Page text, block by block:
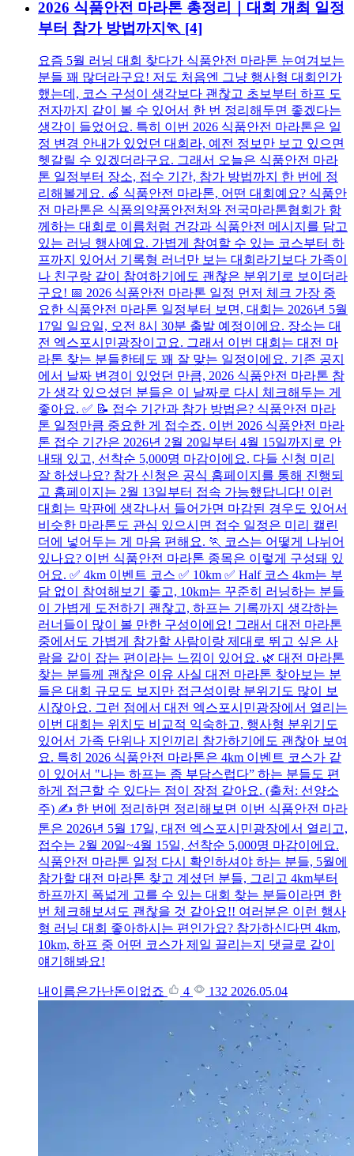
2026 식품안전 마라톤 총정리｜대회 개최 일정
부터 참가 방법까지🏃 [4]
요즘 5월 러닝 대회 찾다가 식품안전 마라톤 눈여겨보는
분들 꽤 많더라구요! 저도 처음엔 그냥 행사형 대회인가
했는데, 코스 구성이 생각보다 괜찮고 초보부터 하프 도
전자까지 같이 볼 수 있어서 한 번 정리해두면 좋겠다는
생각이 들었어요. 특히 이번 2026 식품안전 마라톤은 일
정 변경 안내가 있었던 대회라, 예전 정보만 보고 있으면
헷갈릴 수 있겠더라구요. 그래서 오늘은 식품안전 마라
톤 일정부터 장소, 접수 기간, 참가 방법까지 한 번에 정
리해볼게요. 🍏 식품안전 마라톤, 어떤 대회예요? 식품안
전 마라톤은 식품의약품안전처와 전국마라톤협회가 함
께하는 대회로 이름처럼 건강과 식품안전 메시지를 담고
있는 러닝 행사예요. 가볍게 참여할 수 있는 코스부터 하
프까지 있어서 기록형 러너만 보는 대회라기보다 가족이
나 친구랑 같이 참여하기에도 괜찮은 분위기로 보이더라
구요! 📅 2026 식품안전 마라톤 일정 먼저 체크 가장 중
요한 식품안전 마라톤 일정부터 보면, 대회는 2026년 5월
17일 일요일, 오전 8시 30분 출발 예정이에요. 장소는 대
전 엑스포시민광장이고요. 그래서 이번 대회는 대전 마
라톤 찾는 분들한테도 꽤 잘 맞는 일정이에요. 기존 공지
에서 날짜 변경이 있었던 만큼, 2026 식품안전 마라톤 참
가 생각 있으셨던 분들은 이 날짜로 다시 체크해두는 게
좋아요. ✅ 📝 접수 기간과 참가 방법은? 식품안전 마라
톤 일정만큼 중요한 게 접수죠. 이번 2026 식품안전 마라
톤 접수 기간은 2026년 2월 20일부터 4월 15일까지로 안
내돼 있고, 선착순 5,000명 마감이에요. 다들 신청 미리
잘 하셨나요? 참가 신청은 공식 홈페이지를 통해 진행되
고 홈페이지는 2월 13일부터 접속 가능했답니다! 이런
대회는 막판에 생각나서 들어가면 마감된 경우도 있어서
비슷한 마라톤도 관심 있으시면 접수 일정은 미리 캘린
더에 넣어두는 게 마음 편해요. 🏃 코스는 어떻게 나뉘어
있나요? 이번 식품안전 마라톤 종목은 이렇게 구성돼 있
어요. ✅ 4km 이벤트 코스 ✅ 10km ✅ Half 코스 4km는 부
담 없이 참여해보기 좋고, 10km는 꾸준히 러닝하는 분들
이 가볍게 도전하기 괜찮고, 하프는 기록까지 생각하는
러너들이 많이 볼 만한 구성이에요! 그래서 대전 마라톤
중에서도 가볍게 참가할 사람이랑 제대로 뛰고 싶은 사
람을 같이 잡는 편이라는 느낌이 있어요. 🌿 대전 마라톤
찾는 분들께 괜찮은 이유 사실 대전 마라톤 찾아보는 분
들은 대회 규모도 보지만 접근성이랑 분위기도 많이 보
시잖아요. 그런 점에서 대전 엑스포시민광장에서 열리는
이번 대회는 위치도 비교적 익숙하고, 행사형 분위기도
있어서 가족 단위나 지인끼리 참가하기에도 괜찮아 보여
요. 특히 2026 식품안전 마라톤은 4km 이벤트 코스가 같
이 있어서 "나는 하프는 좀 부담스럽다” 하는 분들도 편
하게 접근할 수 있다는 점이 장점 같아요. (출처: 선양소
주) ✍️ 한 번에 정리하면 정리해보면 이번 식품안전 마라
톤은 2026년 5월 17일, 대전 엑스포시민광장에서 열리고,
접수는 2월 20일~4월 15일, 선착순 5,000명 마감이에요.
식품안전 마라톤 일정 다시 확인하셔야 하는 분들, 5월에
참가할 대전 마라톤 찾고 계셨던 분들, 그리고 4km부터
하프까지 폭넓게 고를 수 있는 대회 찾는 분들이라면 한
번 체크해보셔도 괜찮을 것 같아요!! 여러분은 이런 행사
형 러닝 대회 좋아하시는 편인가요? 참가하신다면 4km,
10km, 하프 중 어떤 코스가 제일 끌리는지 댓글로 같이
얘기해봐요!
내이름은가난돈이없죠 4 132 2026.05.04